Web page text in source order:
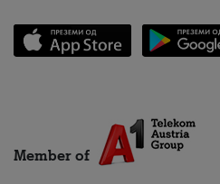
Member of